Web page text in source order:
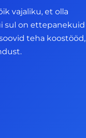
vajaliku, et olla
sul on ettepanekuid
teha koostööd,